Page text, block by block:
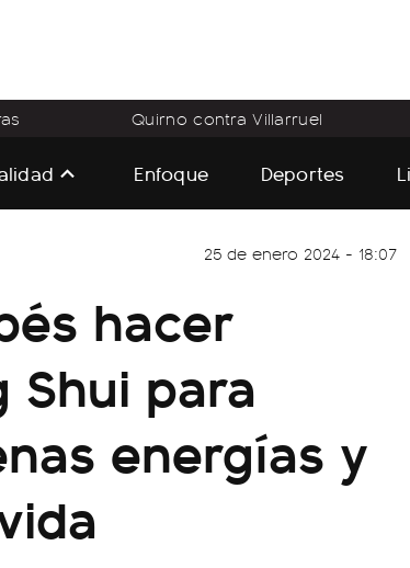
Quirno contra Villarruel
Enfoque Deportes
25 de enero 2024 - 18:07
hacer
Shui para
energías y